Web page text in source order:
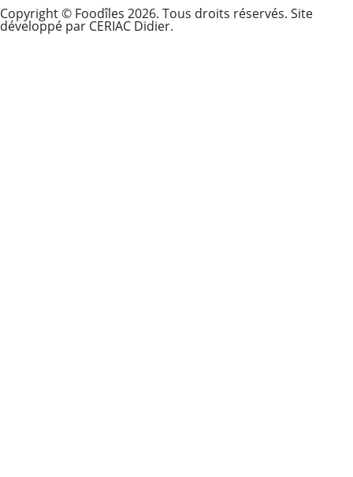
Copyright © Foodîles 2026. Tous droits réservés. Site
développé par CERIAC Didier.